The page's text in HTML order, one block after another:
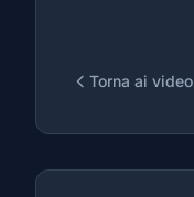
Torna ai video